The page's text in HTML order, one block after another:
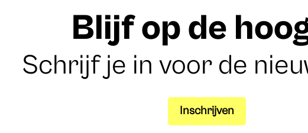
Blijf op de
Schrijf je in voor de
Inschrijven